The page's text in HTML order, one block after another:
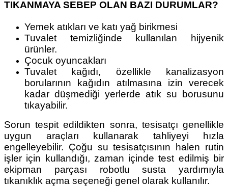
TIKANMAYA SEBEP OLAN BAZI DURUMLAR?
Yemek atıkları ve katı yağ birikmesi
Tuvalet temizliğinde kullanılan hijyenik
ürünler.
Çocuk oyuncakları
Tuvalet kağıdı, özellikle kanalizasyon
borularının kağıdın atılmasına izin verecek
kadar düşmediği yerlerde atık su borusunu
tıkayabilir.
Sorun tespit edildikten sonra, tesisatçı genellikle
uygun araçları kullanarak tahliyeyi hızla
engelleyebilir. Çoğu su tesisatçısının halen rutin
işler için kullandığı, zaman içinde test edilmiş bir
ekipman parçası robotlu susta yardımıyla
tıkanıklık açma seçeneği genel olarak kullanılır.